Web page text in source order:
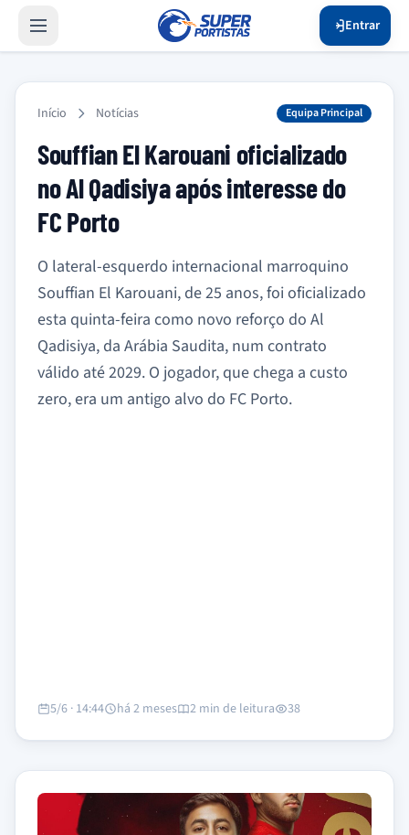
Entrar
Início Notícias Equipa Principal
Souffian El Karouani oficializado
no Al Qadisiya após interesse do
FC Porto
O lateral-esquerdo internacional marroquino
Souffian El Karouani, de 25 anos, foi oficializado
esta quinta-feira como novo reforço do Al
Qadisiya, da Arábia Saudita, num contrato
válido até 2029. O jogador, que chega a custo
zero, era um antigo alvo do FC Porto.
5/6 · 14:44 há 2 meses 2 min de leitura 38